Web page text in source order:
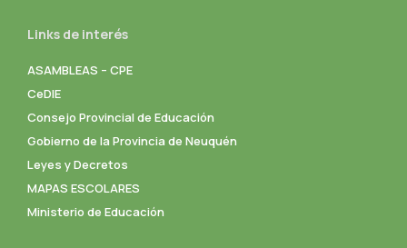
Links de interés
ASAMBLEAS – CPE
CeDIE
Consejo Provincial de Educación
Gobierno de la Provincia de Neuquén
Leyes y Decretos
MAPAS ESCOLARES
Ministerio de Educación